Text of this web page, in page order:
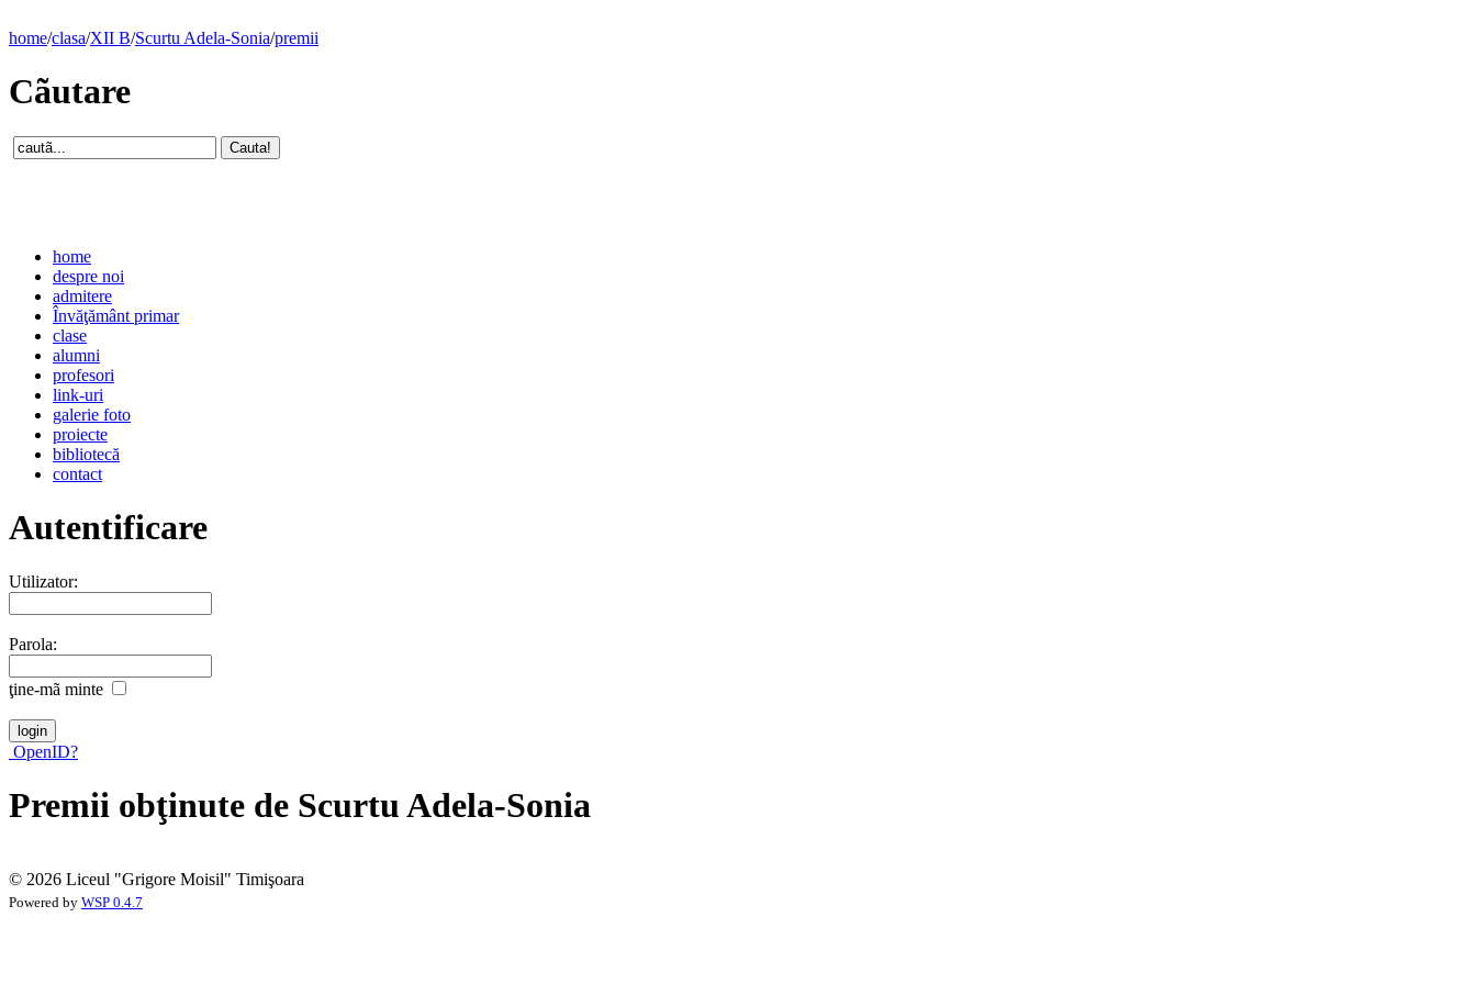
home/clasa/XII B/Scurtu Adela-Sonia/premii
Cãutare
home
despre noi
admitere
Învăţământ primar
clase
alumni
profesori
link-uri
galerie foto
proiecte
bibliotecă
contact
Autentificare
Utilizator:
Parola:
ţine-mã minte
OpenID?
Premii obţinute de Scurtu Adela-Sonia
© 2026 Liceul "Grigore Moisil" Timişoara
Powered by WSP 0.4.7